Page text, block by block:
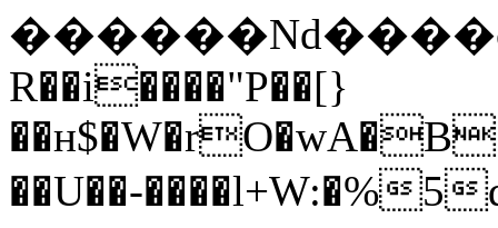
R��i����"P��[}
��U��-����l+W:�%5